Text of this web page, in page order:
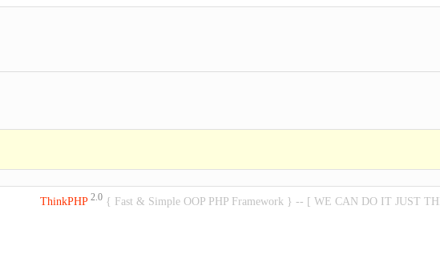
ThinkPHP 2.0 { Fast & Simple OOP PHP Framework } -- [ WE CAN DO IT JUST